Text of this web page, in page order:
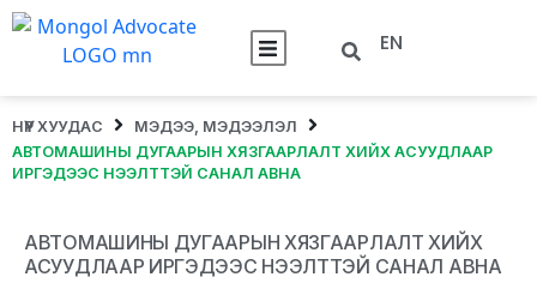
EN
НҮҮР ХУУДАС
МЭДЭЭ, МЭДЭЭЛЭЛ
АВТОМАШИНЫ ДУГААРЫН ХЯЗГААРЛАЛТ ХИЙХ АСУУДЛААР
ИРГЭДЭЭС НЭЭЛТТЭЙ САНАЛ АВНА
АВТОМАШИНЫ ДУГААРЫН ХЯЗГААРЛАЛТ ХИЙХ
АСУУДЛААР ИРГЭДЭЭС НЭЭЛТТЭЙ САНАЛ АВНА